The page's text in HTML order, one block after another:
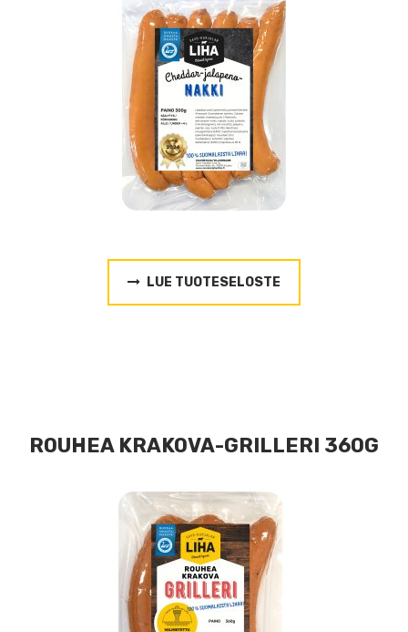
LUE TUOTESELOSTE
ROUHEA KRAKOVA-GRILLERI 360G